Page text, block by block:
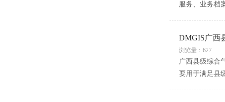
服务、业务档
DMGIS广西
浏览量：627
广西县级综合
要用于满足县